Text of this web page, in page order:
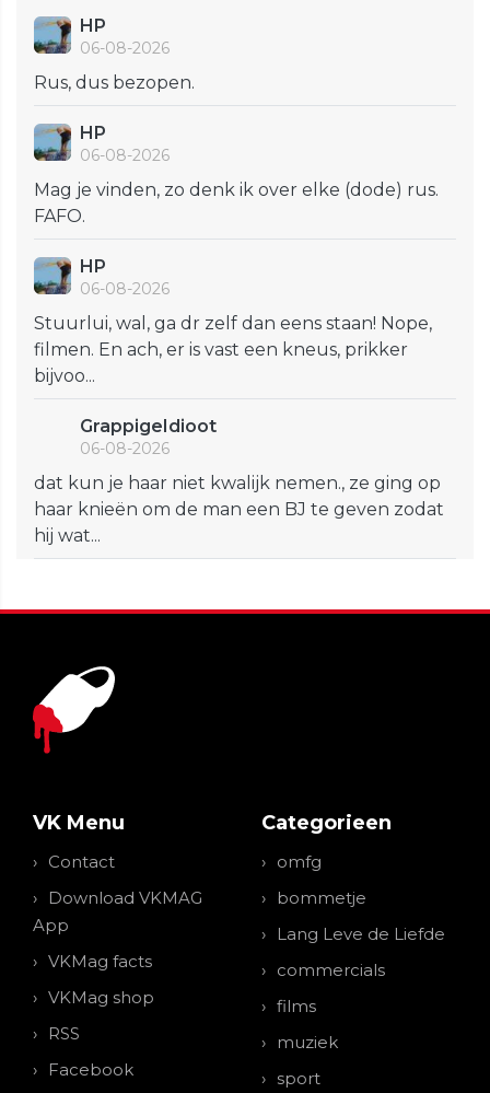
HP
06-08-2026
Rus, dus bezopen.
HP
06-08-2026
Mag je vinden, zo denk ik over elke (dode) rus.
FAFO.
HP
06-08-2026
Stuurlui, wal, ga dr zelf dan eens staan! Nope,
filmen. En ach, er is vast een kneus, prikker
bijvoo...
GrappigeIdioot
06-08-2026
dat kun je haar niet kwalijk nemen., ze ging op
haar knieën om de man een BJ te geven zodat
hij wat...
VK Menu
Contact
Download VKMAG
App
VKMag facts
VKMag shop
RSS
Facebook
Categorieen
omfg
bommetje
Lang Leve de Liefde
commercials
films
muziek
sport